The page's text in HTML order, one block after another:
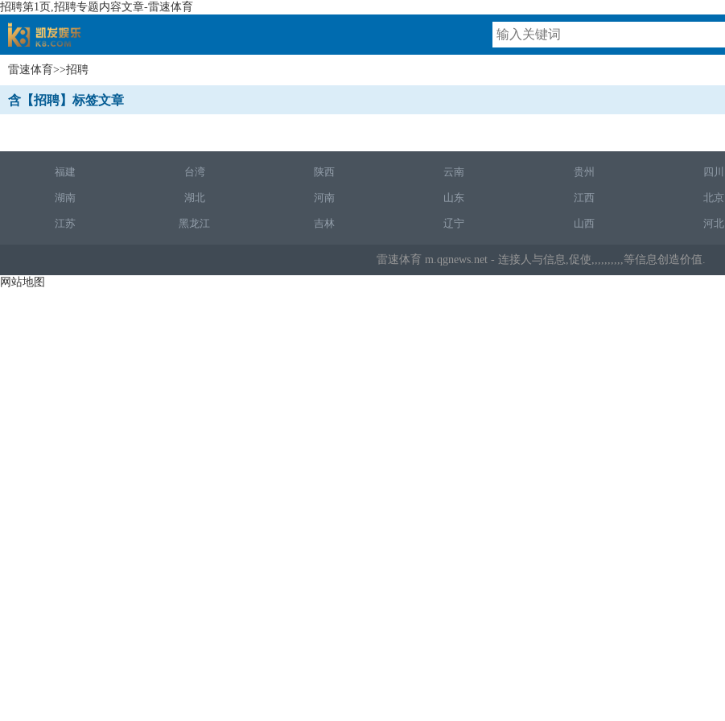
招聘第1页,招聘专题内容文章-雷速体育
速体育
雷速体育>>招聘
含【招聘】标签文章
福建 台湾 陕西 云南 贵州 四川
湖南 湖北 河南 山东 江西 北京
江苏 黑龙江 吉林 辽宁 山西 河北
雷速体育 m.qgnews.net - 连接人与信息,促使,,,,,,,,,,等信息创造价值.
网站地图